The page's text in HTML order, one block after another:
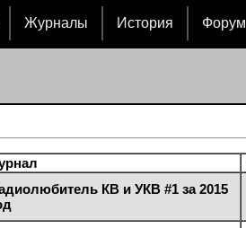
Журналы История Форум
КВ и УКВ #1 за 2015